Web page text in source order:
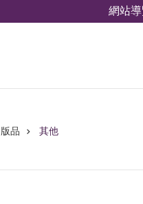
網站
品 其他